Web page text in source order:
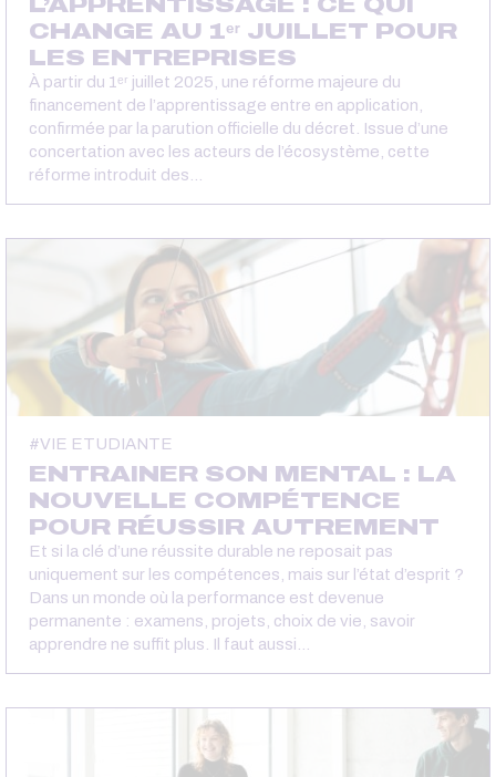
CHANGE AU 1ᵉʳ JUILLET POUR
LES ENTREPRISES
À partir du 1ᵉʳ juillet 2025, une réforme majeure du
financement de l’apprentissage entre en application,
confirmée par la parution officielle du décret. Issue d’une
concertation avec les acteurs de l’écosystème, cette
réforme introduit des…
VIE ETUDIANTE
ENTRAINER SON MENTAL : LA
NOUVELLE COMPÉTENCE
POUR RÉUSSIR AUTREMENT
Et si la clé d’une réussite durable ne reposait pas
uniquement sur les compétences, mais sur l’état d’esprit ?
Dans un monde où la performance est devenue
permanente : examens, projets, choix de vie, savoir
apprendre ne suffit plus. Il faut aussi…